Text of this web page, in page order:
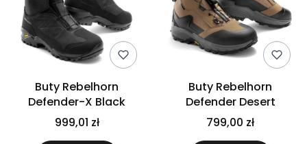
Buty Rebelhorn
Defender-X Black
999,01 zł
Buty Rebelhorn
Defender Desert
799,00 zł